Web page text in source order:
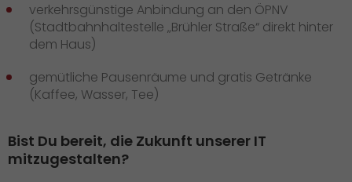
verkehrsgünstige Anbindung an den ÖPNV
(Stadtbahnhaltestelle „Brühler Straße“ direkt hinter
dem Haus)
gemütliche Pausenräume und gratis Getränke
(Kaffee, Wasser, Tee)
Bist Du bereit, die Zukunft unserer IT
mitzugestalten?